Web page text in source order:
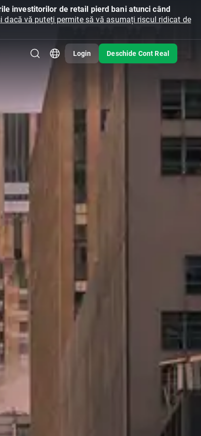
investitorilor de retail pierd bani atunci când
dacă vă puteți permite să vă asumați riscul ridicat de
Login Deschide Cont Real